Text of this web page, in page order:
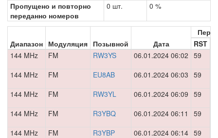
Пропущено и повторно
переданно номеров
0 шт. 0 %
Диапазон Модуляция Позывной Дата
RST
144 MHz
FM RW3YS 06.01.2024 06:02 59
144 MHz
FM EU8AB 06.01.2024 06:03 59
144 MHz
FM RW3YL 06.01.2024 06:09 59
144 MHz
FM R3YBQ 06.01.2024 06:11 59
144 MHz
FM R3YBP 06.01.2024 06:14 59